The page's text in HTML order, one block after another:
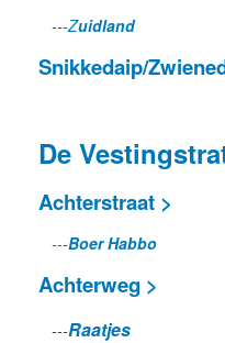
---Zuidland
Snikkedaip/
De
Achterstraat >
---Boer Habbo
Achterweg >
---Raatjes